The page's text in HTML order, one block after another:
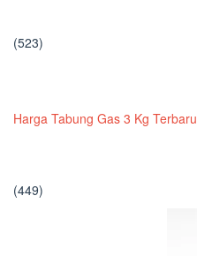
(523)
Harga Tabung Gas 3 Kg Terbaru
(449)